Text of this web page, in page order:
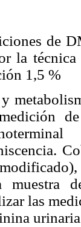
de
la
1,5 %
muestra
las